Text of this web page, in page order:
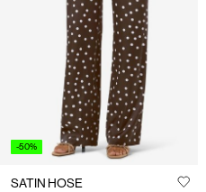
-50%
SATIN HOSE